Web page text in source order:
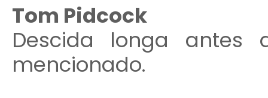
Tom Pidcock
Descida longa
mencionado.